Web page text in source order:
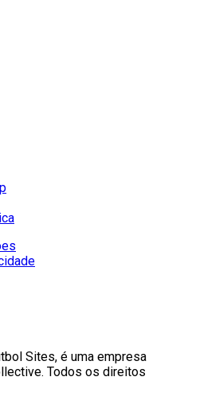
Sites, é uma empresa
Todos os direitos